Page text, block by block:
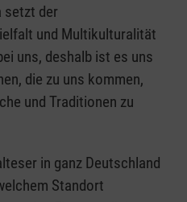
setzt der
und Multikulturalität
uns, deshalb ist es uns
die zu uns kommen,
und Traditionen zu
in ganz Deutschland
Standort